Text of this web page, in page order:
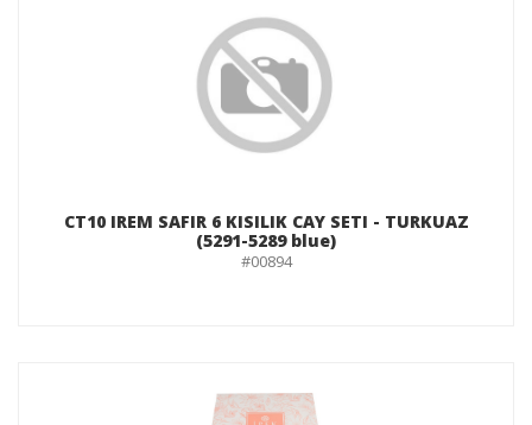
CT10 IREM SAFIR 6 KISILIK CAY SETI - TURKUAZ
(5291-5289 blue)
#00894